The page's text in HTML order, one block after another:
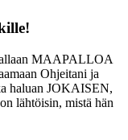
MAAPALLOA
Ohjeitani ja
haluan JOKAISEN,
lähtöisin, mistä hän